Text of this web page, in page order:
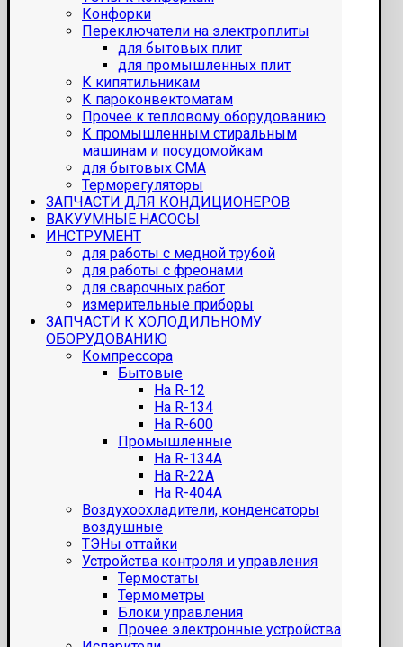
Конфорки
Переключатели на электроплиты
для бытовых плит
для промышленных плит
К кипятильникам
К пароконвектоматам
Прочее к тепловому оборудованию
К промышленным стиральным
машинам и посудомойкам
для бытовых СМА
Терморегуляторы
ЗАПЧАСТИ ДЛЯ КОНДИЦИОНЕРОВ
ВАКУУМНЫЕ НАСОСЫ
ИНСТРУМЕНТ
для работы с медной трубой
для работы с фреонами
для сварочных работ
измерительные приборы
ЗАПЧАСТИ К ХОЛОДИЛЬНОМУ
ОБОРУДОВАНИЮ
Компрессора
Бытовые
На R-12
На R-134
На R-600
Промышленные
На R-134A
На R-22A
На R-404A
Воздухоохладители, конденсаторы
воздушные
ТЭНы оттайки
Устройства контроля и управления
Термостаты
Термометры
Блоки управления
Прочее электронные устройства